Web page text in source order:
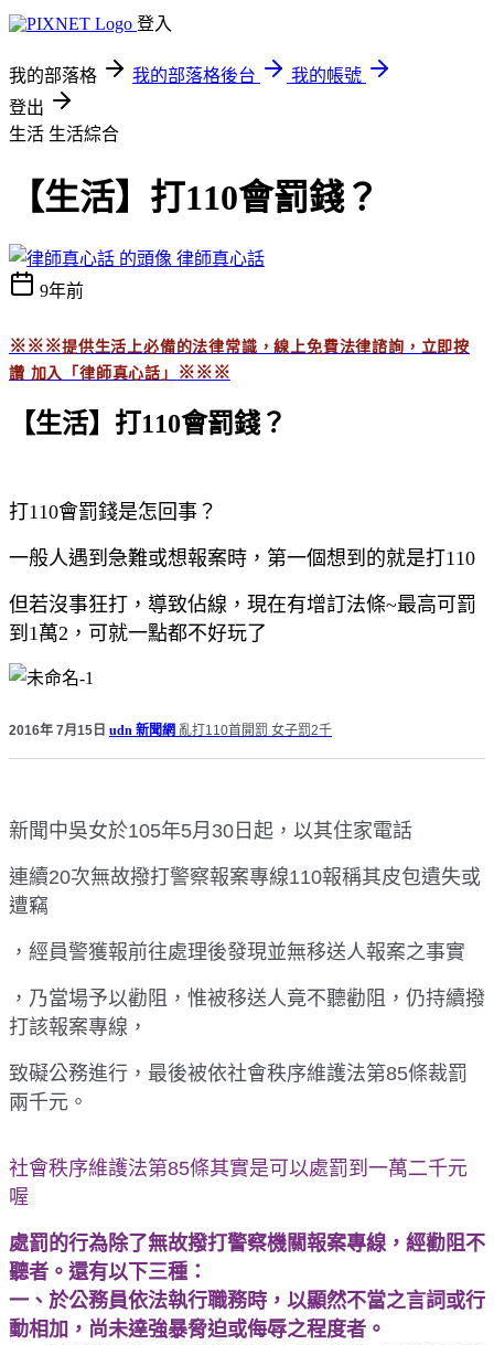
登入
我的部落格 我的部落格後台
我的帳號
登出
生活 生活綜合
【生活】打110會罰錢？
律師真心話
9年前
※※※提供生活上必備的法律常識，線上免費法律諮詢，立即按
讚 加入「 律師真心話」 ※※※
【生活】打110會罰錢？
打110會罰錢是怎回事？
一般人遇到急難或想報案時，第一個想到的就是打110
但若沒事狂打，導致佔線，現在有增訂法條~最高可罰
到 1 萬2 ，可就一點都不好玩了
2016年 7月 15 日 udn 新聞網 亂打110首開罰 女子罰2千
新聞中吳女於105年5月 30 日起，以其住家電話
連續20次無故撥打警察報案專線110報稱其皮包遺失或
遭竊
，經員警獲報前往處理後發現並無移送人報案之事實
，乃當場予以勸阻，惟被移送人竟不聽勸阻，仍持續撥
打該報案專線，
致礙公務進行，最後被依社會秩序維護法第85條裁罰
兩千元。
社會秩序維護法第85條其實是可以處罰到一萬二千元
喔
處罰的行為除了無故撥打警察機關報案專線，經勸阻不
聽者。還有以下三種：
一、於公務員依法執行職務時，以顯然不當之言詞或行
動相加，尚未達強暴脅迫或侮辱之程度者。